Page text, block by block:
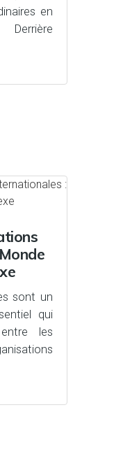
en
Derrière
sont un
qui
les